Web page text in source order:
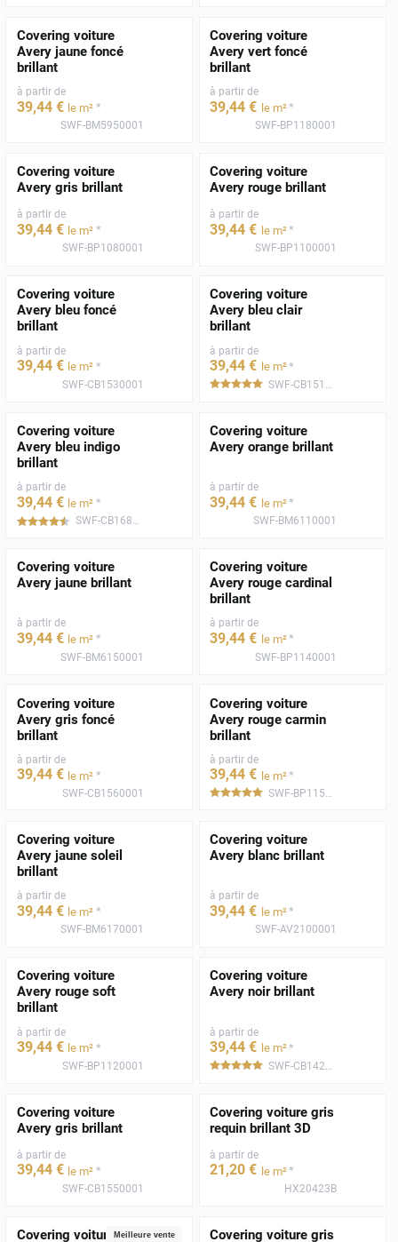
Covering voiture
Avery jaune foncé
brillant
à partir de
39,44 € le m² *
SWF-BM5950001
Covering voiture
Avery vert foncé
brillant
à partir de
39,44 € le m²*
SWF-BP1180001
Covering voiture
Avery gris brillant
à partir de
39,44 € le m² *
SWF-BP1080001
Covering voiture
Avery rouge brillant
à partir de
39,44 € le m²*
SWF-BP1100001
Covering voiture
Avery bleu foncé
brillant
à partir de
39,44 € le m² *
SWF-CB1530001
Covering voiture
Avery bleu clair
brillant
à partir de
39,44 € le m²*
*****
Covering voiture
Avery bleu indigo
brillant
à partir de
39,44 € le m² *
***** SWF-CB1680001
Covering voiture
Avery orange brillant
à partir de
39,44 € le m²*
SWF-BM6110001
Covering voiture
Avery jaune brillant
à partir de
39,44 € le m² *
SWF-BM6150001
Covering voiture
Avery rouge cardinal
brillant
à partir de
39,44 € le m²*
SWF-BP1140001
Covering voiture
Avery gris foncé
brillant
à partir de
39,44 € le m² *
SWF-CB1560001
Covering voiture
Avery rouge carmin
brillant
à partir de
39,44 € le m²*
***** SWF-BP1150001
Covering voiture
Avery jaune soleil
brillant
à partir de
39,44 € le m² *
SWF-BM6170001
Covering voiture
Avery blanc brillant
à partir de
39,44 € le m²*
SWF-AV2100001
Covering voiture
Avery rouge soft
brillant
à partir de
39,44 € le m² *
SWF-BP1120001
Covering voiture
Avery noir brillant
à partir de
39,44 € le m²*
*****
Covering voiture
Avery gris brillant
à partir de
39,44 € le m² *
SWF-CB1550001
Covering voiture gris
requin brillant 3D
à partir de
21 ,20 € le m²*
HX20423B
Meilleure vente
Covering voiture gris
Covering voiture gris